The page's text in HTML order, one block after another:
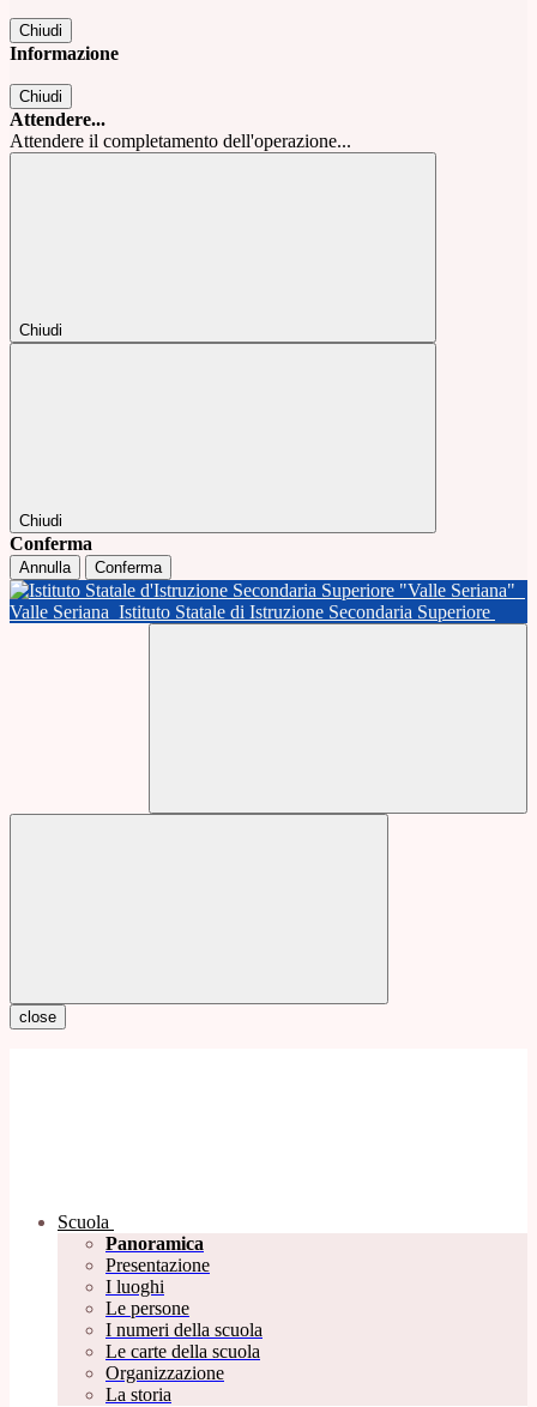
Chiudi
Informazione
Chiudi
Attendere...
Attendere il completamento dell'operazione...
Chiudi
Chiudi
Conferma
Annulla Conferma
Valle Seriana Istituto Statale di Istruzione Secondaria Superiore
close
Scuola
Panoramica
Presentazione
I luoghi
Le persone
I numeri della scuola
Le carte della scuola
Organizzazione
La storia